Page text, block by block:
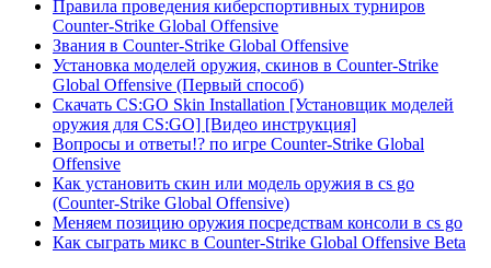
Правила проведения киберспортивных турниров
Counter-Strike Global Offensive
Звания в Counter-Strike Global Offensive
Установка моделей оружия, скинов в Counter-Strike
Global Offensive (Первый способ)
Скачать CS:GO Skin Installation [Установщик моделей
оружия для CS:GO] [Видео инструкция]
Вопросы и ответы!? по игре Counter-Strike Global
Offensive
Как установить скин или модель оружия в cs go
(Counter-Strike Global Offensive)
Меняем позицию оружия посредствам консоли в cs go
Как сыграть микс в Counter-Strike Global Offensive Beta